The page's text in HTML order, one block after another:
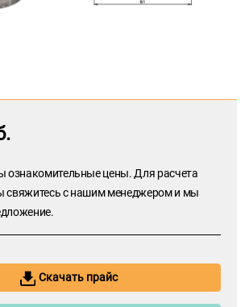
ознакомительные цены. Для расчета
свяжитесь с нашим менеджером и мы
Скачать прайс